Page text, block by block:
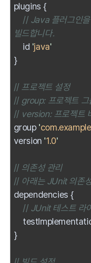
plugins {
//Java 플러그인
빌드합니다.
id 'java'
}
//프로젝트 설정
//group: 프로젝트 그
//version: 프로젝트
group 'com.example
version '1.0'
//의존성 관리
//아래는 JUnit 의존
dependencies {
//JUnit 테스트 라
}